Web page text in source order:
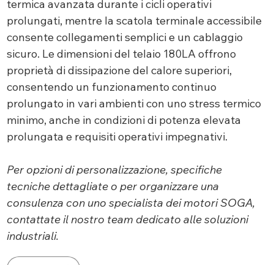
termica avanzata durante i cicli operativi
prolungati, mentre la scatola terminale accessibile
consente collegamenti semplici e un cablaggio
sicuro. Le dimensioni del telaio 180LA offrono
proprietà di dissipazione del calore superiori,
consentendo un funzionamento continuo
prolungato in vari ambienti con uno stress termico
minimo, anche in condizioni di potenza elevata
prolungata e requisiti operativi impegnativi.
Per opzioni di personalizzazione, specifiche
tecniche dettagliate o per organizzare una
consulenza con uno specialista dei motori SOGA,
contattate il nostro team dedicato alle soluzioni
industriali.